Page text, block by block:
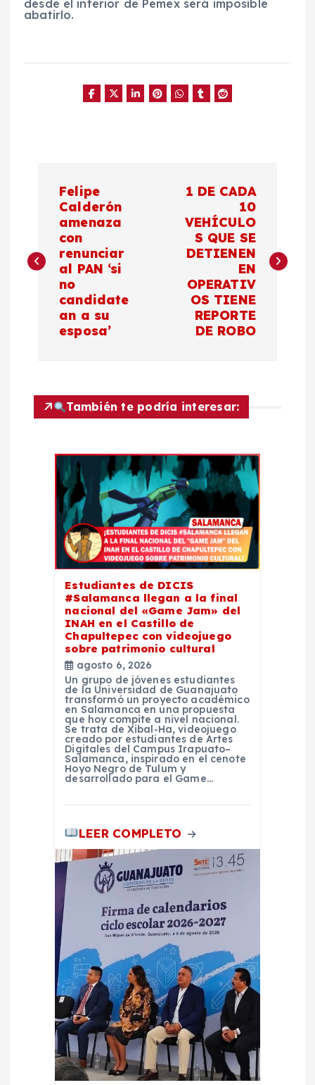
desde el interior de Pemex será imposible
abatirlo.
v
e
c
Felipe
Calderón
amenaza
con
renunciar
al PAN ‘si
no
candidate
an a su
esposa’
1 DE CADA
10
VEHÍCULO
S QUE SE
DETIENEN
EN
OPERATIV
OS TIENE
REPORTE
DE ROBO
También te podría interesar:
Estudiantes de DICIS
#Salamanca llegan a la final
nacional del «Game Jam» del
INAH en el Castillo de
Chapultepec con videojuego
sobre patrimonio cultural
agosto 6, 2026
Un grupo de jóvenes estudiantes
de la Universidad de Guanajuato
transformó un proyecto académico
en Salamanca en una propuesta
que hoy compite a nivel nacional.
Se trata de Xibal-Ha, videojuego
creado por estudiantes de Artes
Digitales del Campus Irapuato–
Salamanca, inspirado en el cenote
Hoyo Negro de Tulum y
desarrollado para el Game…
LEER COMPLETO